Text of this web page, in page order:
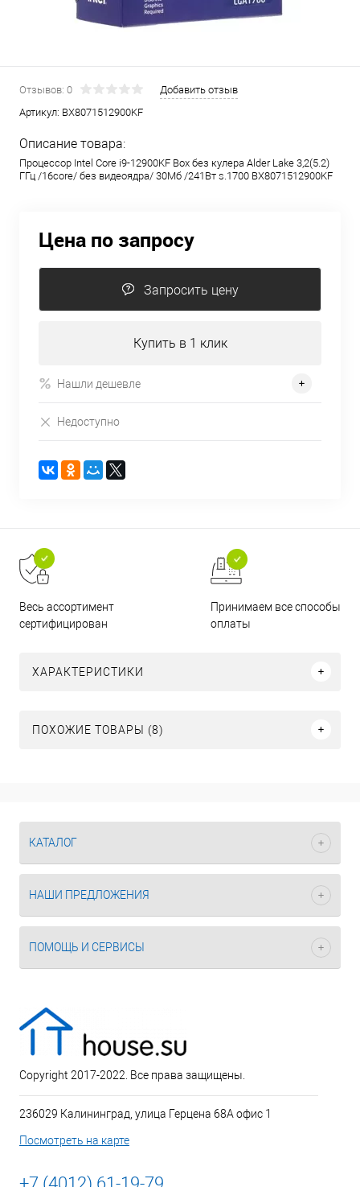
Отзывов: 0
Добавить отзыв
Артикул: BX8071512900KF
Описание товара:
Процессор Intel Core i9-12900KF Box без кулера Alder Lake 3,2(5.2)
ГГц /16core/ без видеоядра/ 30Мб /241Вт s.1700 BX8071512900KF
Цена по запросу
Запросить цену
Купить в 1 клик
Нашли дешевле
Недоступно
Весь ассортимент
сертифицирован
Принимаем все способы
оплаты
ХАРАКТЕРИСТИКИ
ПОХОЖИЕ ТОВАРЫ (8)
КАТАЛОГ
НАШИ ПРЕДЛОЖЕНИЯ
ПОМОЩЬ И СЕРВИСЫ
Copyright 2017-2022. Все права защищены.
236029 Калининград, улица Герцена 68А офис 1
Посмотреть на карте